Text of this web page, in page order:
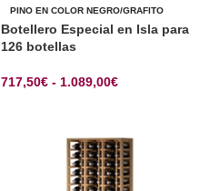
PINO EN COLOR NEGRO/GRAFITO
Botellero Especial en Isla para
126 botellas
717,50€ - 1.089,00€